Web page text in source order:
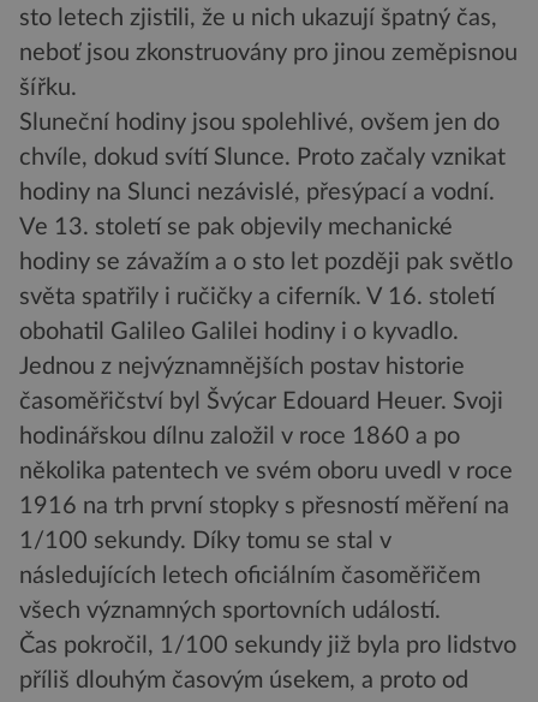
sto letech zjistili, že u nich ukazují špatný čas,
neboť jsou zkonstruovány pro jinou zeměpisnou
šířku.
Sluneční hodiny jsou spolehlivé, ovšem jen do
chvíle, dokud svítí Slunce. Proto začaly vznikat
hodiny na Slunci nezávislé, přesýpací a vodní.
Ve 13. století se pak objevily mechanické
hodiny se závažím a o sto let později pak světlo
světa spatřily i ručičky a ciferník. V 16. století
obohatil Galileo Galilei hodiny i o kyvadlo.
Jednou z nejvýznamnějších postav historie
časoměřičství byl Švýcar Edouard Heuer. Svoji
hodinářskou dílnu založil v roce 1860 a po
několika patentech ve svém oboru uvedl v roce
1916 na trh první stopky s přesností měření na
1/100 sekundy. Díky tomu se stal v
následujících letech oficiálním časoměřičem
všech významných sportovních událostí.
Čas pokročil, 1/100 sekundy již byla pro lidstvo
příliš dlouhým časovým úsekem, a proto od